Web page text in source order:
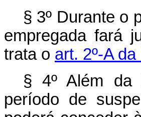
§ 3º Durante o
empregada fará
trata o art. 2º-A
§ 4º Além da
período de